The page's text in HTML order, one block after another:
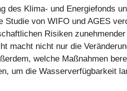
des Klima- und Energiefonds
Studie von WIFO und AGES
Risiken
macht nicht nur die
welche Maßnahmen
um die Wasserverfügbarkeit